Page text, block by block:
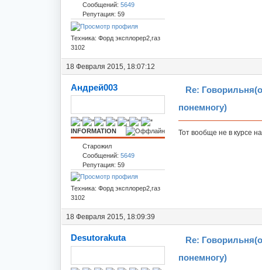
Сообщений: 5649
Репутация: 59
Техника: Форд эксплорер2,газ
3102
18 Февраля 2015, 18:07:12
Андрей003
INFORMATION
Старожил
Сообщений: 5649
Репутация: 59
Техника: Форд эксплорер2,газ
3102
Re:
понемногу)
Тот вообще не в курсе
18 Февраля 2015, 18:09:39
Desutorakuta
Re:
понемногу)